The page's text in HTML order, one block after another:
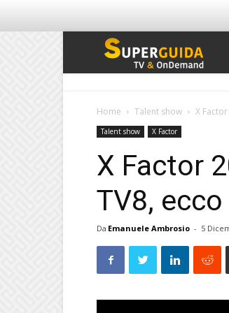
Home Talent show X Factor
Talent show X Factor
X Factor
TV8,
Da Emanuele Ambrosio - 5